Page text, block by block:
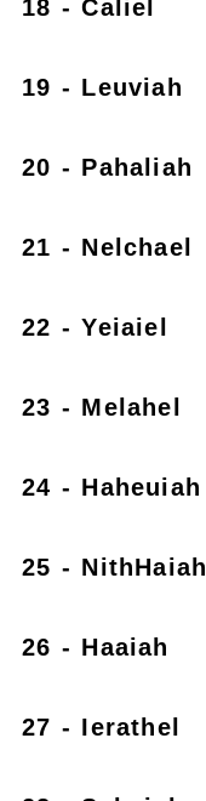
18 - Caliel
19 - Leuviah
20 - Pahaliah
21 - Nelchael
22 - Yeiaiel
23 - Melahel
24 - Haheuiah
25 - NithHaiah
26 - Haaiah
27 - Ierathel